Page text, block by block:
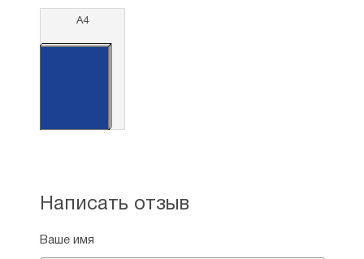
А4
Написать отзыв
Ваше имя